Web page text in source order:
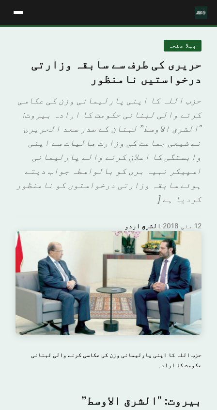
پہلا صفحہ
حریری کی طرف سے سابقہ وزارتی
درخواستیں نامنظور
حزب اللہ کا اپنی پارلیمانی وزن کی عکاسی
کرنے والی لبنانی حکومت کا ارادہ بیروت:
"الشرق الاوسط” لبنان کے صدر سعد الحریری
نے شیعی جماعت کی وزارت مالیات سے اپنی
وابستگی کا اعلان کرنے والے پارلیمانی
اسپیکر نبیہ بری کو بالواسطہ جواب دیتے
ہوئے سابقہ وزارتی درخواستوں کو نامنظور
کردیا ہے [
الشرق اردو · 12 مئی 2018
حزب اللہ کا اپنی پارلیمانی وزن کی عکاسی کرنے والی لبنانی
حکومت کا ارادہ
بیروت: "الشرق الاوسط”